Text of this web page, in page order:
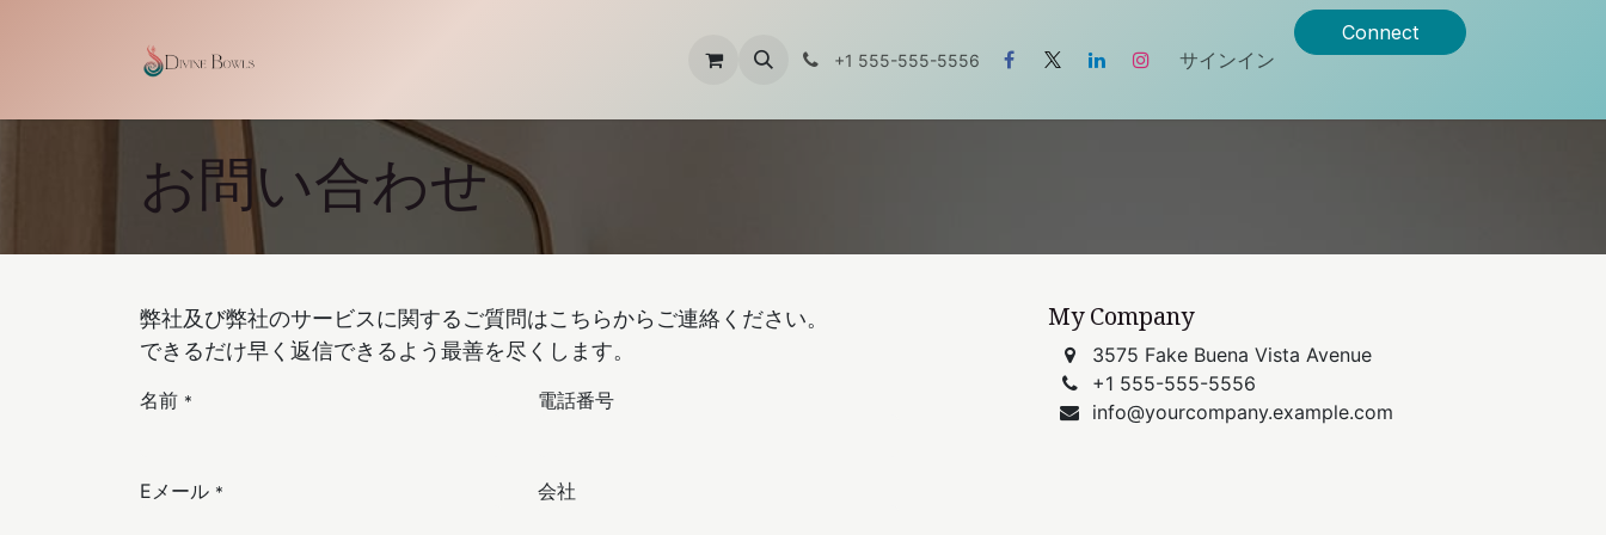
お問い合わせ +1 555-555-5556 サインイン
Connect
お問い合わせ
弊社及び弊社のサービスに関するご質問はこちらからご連絡ください。
できるだけ早く返信できるよう最善を尽くします。
名前 * 電話番号
Eメール * 会社
My Company
3575 Fake Buena Vista Avenue
+1 555-555-5556
info@yourcompany.example.com